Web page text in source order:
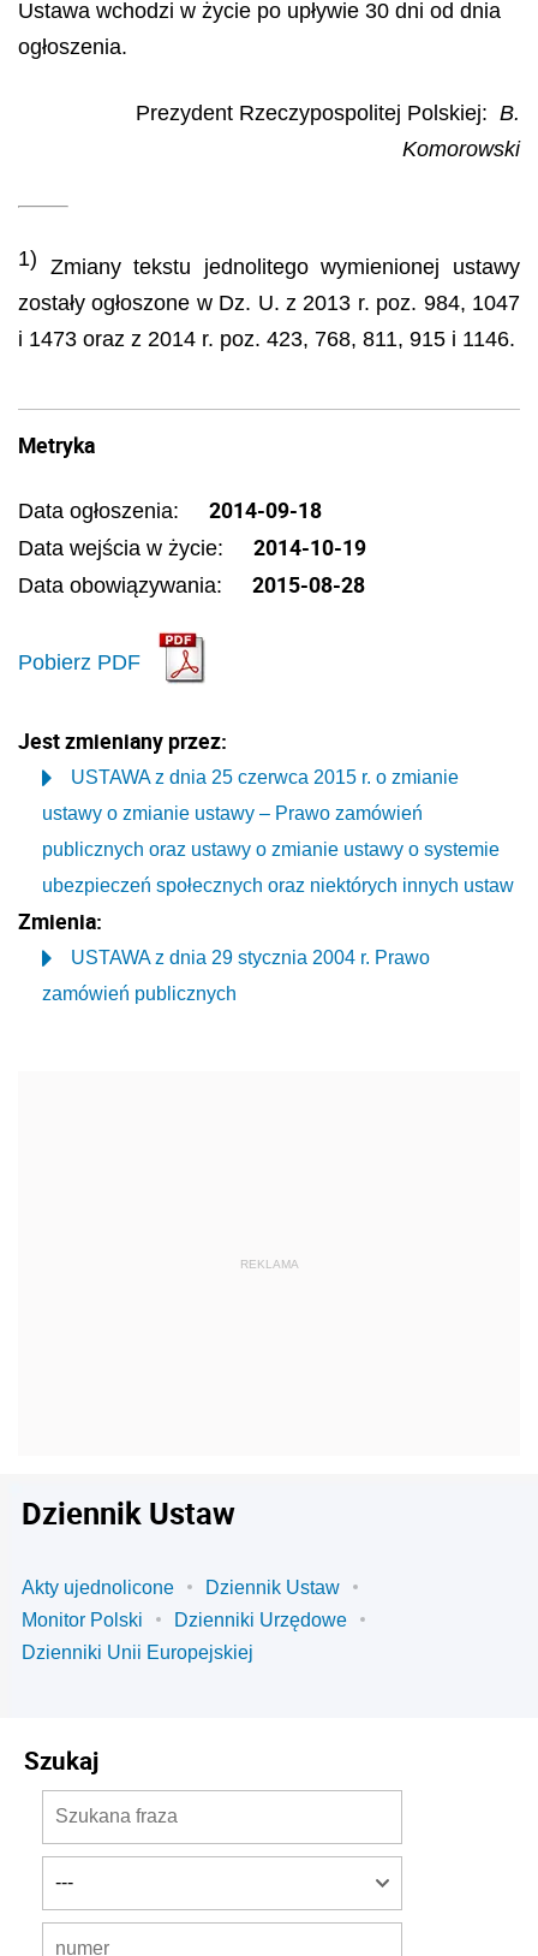
Ustawa wchodzi w życie po upływie 30 dni od dnia
ogłoszenia.
Prezydent Rzeczypospolitej Polskiej: B.
Komorowski
1) Zmiany tekstu jednolitego wymienionej ustawy
zostały ogłoszone w Dz. U. z 2013 r. poz. 984, 1047
i 1473 oraz z 2014 r. poz. 423, 768, 811, 915 i 1146.
Metryka
Data ogłoszenia: 2014-09-18
Data wejścia w życie: 2014-10-19
Data obowiązywania: 2015-08-28
Pobierz PDF
Jest zmieniany przez:
USTAWA z dnia 25 czerwca 2015 r. o zmianie
ustawy o zmianie ustawy – Prawo zamówień
publicznych oraz ustawy o zmianie ustawy o systemie
ubezpieczeń społecznych oraz niektórych innych ustaw
Zmienia:
USTAWA z dnia 29 stycznia 2004 r. Prawo
zamówień publicznych
Dziennik Ustaw
Akty ujednolicone
Dziennik Ustaw
Monitor Polski
Dzienniki Urzędowe
Dzienniki Unii Europejskiej
Szukaj